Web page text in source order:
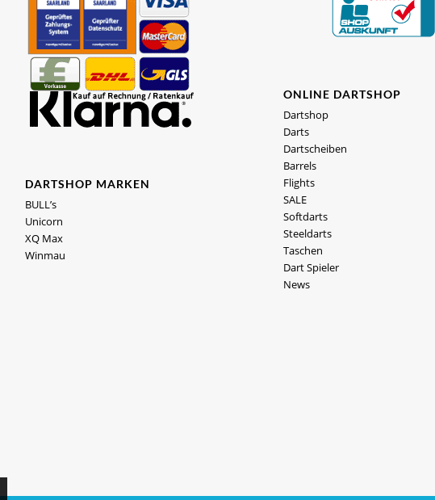
DARTSHOP MARKEN
BULL’s
Unicorn
XQ Max
Winmau
ONLINE DARTSHOP
Dartshop
Darts
Dartscheiben
Barrels
Flights
SALE
Softdarts
Steeldarts
Taschen
Dart Spieler
News